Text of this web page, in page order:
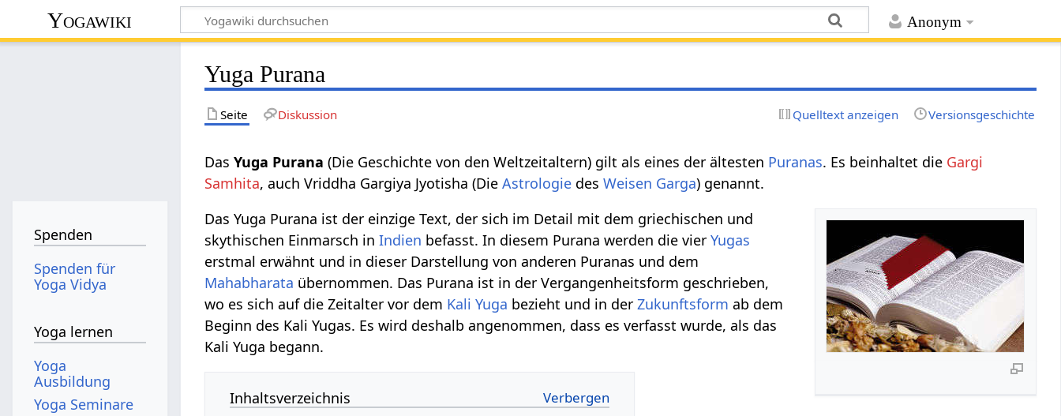
Anonym
Yogawiki
Yuga Purana
Seite Diskussion Quelltext anzeigen Versionsgeschichte
DasYuga Purana (Die Geschichte von den Weltzeitaltern) gilt als eines der ältesten Puranas. Es beinhaltet die Gargi
Samhita, auch Vriddha Gargiya Jyotisha (DieAstrologie desWeisen Garga) genannt.
Das Yuga Purana ist der einzige Text, der sich im Detail mit dem griechischen und
skythischen Einmarsch inIndien befasst. In diesem Purana werden die vierYugas
erstmal erwähnt und in dieser Darstellung von anderen Puranas und dem
Mahabharata übernommen. Das Purana ist in der Vergangenheitsform geschrieben,
wo es sich auf die Zeitalter vor dem Kali Yuga bezieht und in derZukunftsform ab dem
Beginn des Kali Yugas. Es wird deshalb angenommen, dass es verfasst wurde, als das
Kali Yuga begann.
Inhaltsverzeichnis
Spenden
Spenden für
Yoga Vidya
Yoga lernen
Yoga
Ausbildung
Yoga Seminare